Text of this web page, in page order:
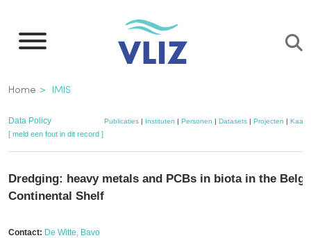
naar
inhoud
gaan
Kruimelpad
Home IMIS
Data Policy Publicaties| Instituten | Personen | Datasets| Projecten |
[ meld een fout in dit record ]
Dredging: heavy metals and PCBs in biota in the
Continental Shelf
Contact: De Witte, Bavo